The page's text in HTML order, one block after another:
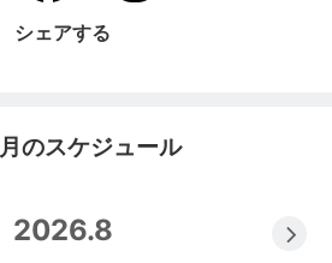
‥…─*・‥…─*・‥…・‥…─
‥…─*・‥…
）
シェアする
のスケジュール
2026.8